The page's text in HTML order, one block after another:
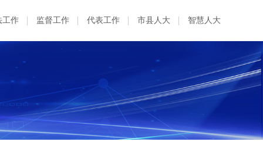
工作 监督工作 代表工作 市县人大 智慧人大